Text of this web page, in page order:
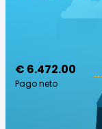
€ 6.472.00
Pago neto